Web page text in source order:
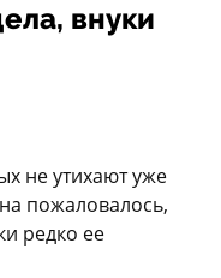
внуки
не утихают уже
пожаловалось,
редко ее